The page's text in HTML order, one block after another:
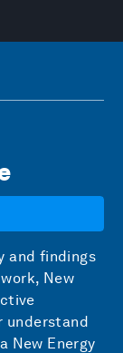
and findings
New
understand
New Energy